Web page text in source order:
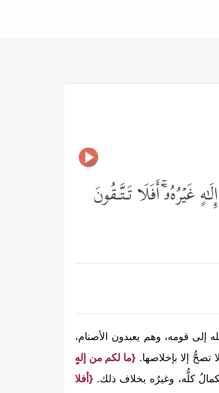
غَیۡرُهُۥۤۚ أَفَلَا تَـتَّـقُونَ
إلى قومه، وهم يعبدون الأصنام،
تصحُّ إلا بإخلاصها. {ما لكم من إلهٍ
كلُّه، وغيرُه بخلاف ذلك. {أفلا